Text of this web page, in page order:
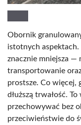
Obornik
istotnych
znacznie mniejsza —
transportowanie
prostsze. Co więcej,
dłuższą trwałość.
przechowywać bez
przeciwieństwie do